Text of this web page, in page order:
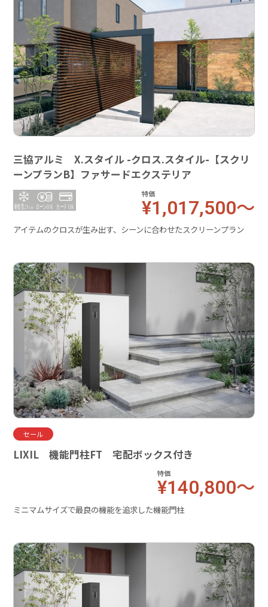
三協アルミ X.スタイル -クロス.スタイル-【スクリ
ーンプランB】ファサードエクステリア
特価
¥1,017,500～
アイテムのクロスが生み出す、シーンに合わせたスクリーンプラン
セール
LIXIL 機能門柱FT 宅配ボックス付き
特価
¥140,800～
ミニマムサイズで最良の機能を追求した機能門柱